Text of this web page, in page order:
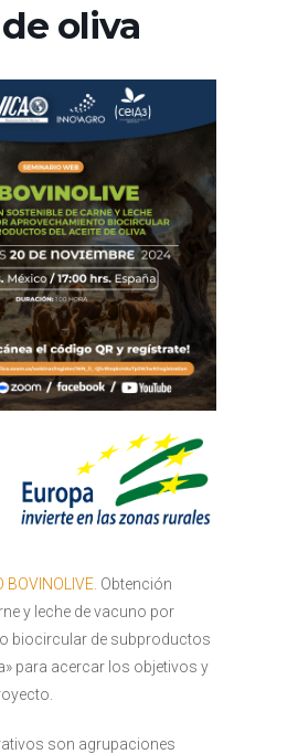
oliva
BOVINOLIVE. Obtención
y leche de vacuno por
biocircular de subproductos
para acercar los objetivos y
son agrupaciones